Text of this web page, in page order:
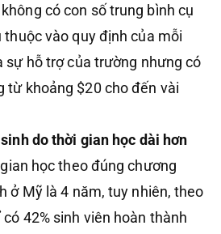
có con số trung bình cụ
thuộc vào quy định của mỗi
sự hỗ trợ của trường nhưng có
từ khoảng $20 cho đến vài
do thời gian học dài hơn
học theo đúng chương
ở Mỹ là 4 năm, tuy nhiên, theo
42% sinh viên hoàn thành